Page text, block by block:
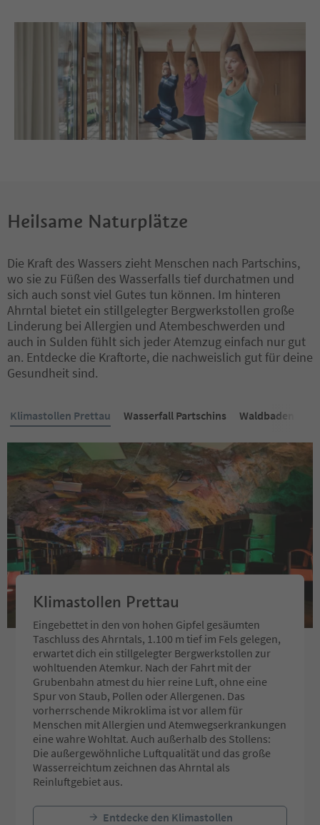
Heilsame Naturplätze
Die Kraft des Wassers zieht Menschen nach Partschins,
wo sie zu Füßen des Wasserfalls tief durchatmen und
sich auch sonst viel Gutes tun können. Im hinteren
Ahrntal bietet ein stillgelegter Bergwerkstollen große
Linderung bei Allergien und Atembeschwerden und
auch in Sulden fühlt sich jeder Atemzug einfach nur gut
an. Entdecke die Kraftorte, die nachweislich gut für deine
Gesundheit sind.
Klimastollen Prettau Wasserfall Partschins Waldbaden
Klimastollen Prettau
Eingebettet in den von hohen Gipfel gesäumten
Taschluss des Ahrntals, 1.100 m tief im Fels gelegen,
erwartet dich ein stillgelegter Bergwerkstollen zur
wohltuenden Atemkur. Nach der Fahrt mit der
Grubenbahn atmest du hier reine Luft, ohne eine
Spur von Staub, Pollen oder Allergenen. Das
vorherrschende Mikroklima ist vor allem für
Menschen mit Allergien und Atemwegserkrankungen
eine wahre Wohltat. Auch außerhalb des Stollens:
Die außergewöhnliche Luftqualität und das große
Wasserreichtum zeichnen das Ahrntal als
Reinluftgebiet aus.
Entdecke den Klimastollen